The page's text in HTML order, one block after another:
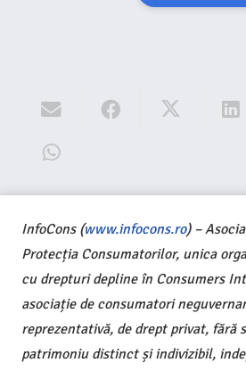
InfoCons (www.infocons.ro) –
Protecția Consumatorilor, unica
cu drepturi depline în Consumers
asociație de consumatori
reprezentativă, de drept privat, fără
patrimoniu distinct și indivizibil,